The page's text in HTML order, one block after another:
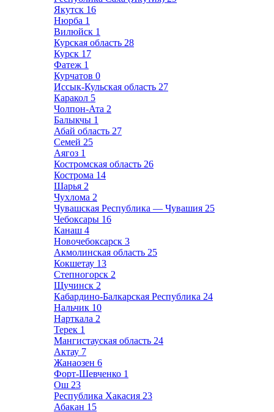
Якутск 16
Нюрба 1
Вилюйск 1
Курская область 28
Курск 17
Фатеж 1
Курчатов 0
Иссык-Кульская область 27
Каракол 5
Чолпон-Ата 2
Балыкчы 1
Абай область 27
Семей 25
Аягоз 1
Костромская область 26
Кострома 14
Шарья 2
Чухлома 2
Чувашская Республика — Чувашия 25
Чебоксары 16
Канаш 4
Новочебоксарск 3
Акмолинская область 25
Кокшетау 13
Степногорск 2
Щучинск 2
Кабардино-Балкарская Республика 24
Нальчик 10
Нарткала 2
Терек 1
Мангистауская область 24
Актау 7
Жанаозен 6
Форт-Шевченко 1
Ош 23
Республика Хакасия 23
Абакан 15